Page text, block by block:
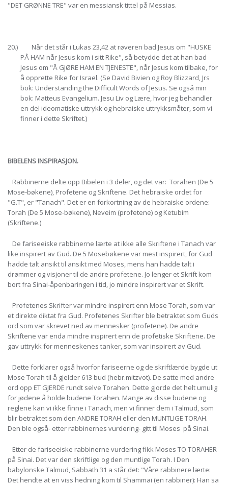
"DET GRØNNE TRE" var en messiansk tittel på Messias.
20.) Når det står i Lukas 23,42 at røveren bad Jesus om "HUSKE
PÅ HAM når Jesus kom i sitt Rike", så betydde det at han bad
Jesus om "Å GJØRE HAM EN TJENESTE", når Jesus kom tilbake, for
å opprette Rike for Israel. (Se David Bivien og Roy Blizzard, Jrs
bok: Understanding the Difficult Words of Jesus. Se også min
bok: Matteus Evangelium. Jesu Liv og Lære, hvor jeg behandler
en del ideomatiske uttrykk og hebraiske uttrykksmåter, som vi
finner i dette Skriftet.)
BIBELENS INSPIRASJON.
Rabbinerne delte opp Bibelen i 3 deler, og det var: Torahen (De 5
Mose-bøkene), Profetene og Skriftene. Det hebraiske ordet for
"G.T", er "Tanach". Det er en forkortning av de hebraiske ordene:
Torah (De 5 Mose-bøkene), Neveim (profetene) og Ketubim
(Skriftene.)
De fariseeiske rabbinerne lærte at ikke alle Skriftene i Tanach var
like inspirert av Gud. De 5 Mosebøkene var mest inspirert, for Gud
hadde talt ansikt til ansikt med Moses, mens han hadde talt i
drømmer og visjoner til de andre profetene. Jo lenger et Skrift kom
bort fra Sinai-åpenbaringen i tid, jo mindre inspirert var et Skrift.
Profetenes Skrifter var mindre inspirert enn Mose Torah, som var
et direkte diktat fra Gud. Profetenes Skrifter ble betraktet som Guds
ord som var skrevet ned av mennesker (profetene). De andre
Skriftene var enda mindre inspirert enn de profetiske Skriftene. De
gav uttrykk for menneskenes tanker, som var inspirert av Gud.
Dette forklarer også hvorfor fariseerne og de skriftlærde bygde ut
Mose Torah til å gjelder 613 bud (hebr.mitzvot). De satte med andre
ord opp ET GJERDE rundt selve Torahen. Dette gjorde det helt umulig
for jødene å holde budene Torahen. Mange av disse budene og
reglene kan vi ikke finne i Tanach, men vi finner dem i Talmud, som
blir betraktet som den ANDRE TORAH eller den MUNTLIGE TORAH.
Den ble også- etter rabbinernes vurdering- gitt til Moses på Sinai.
Etter de fariseeiske rabbinerne vurdering fikk Moses TO TORAHER
på Sinai. Det var den skriftlige og den muntlige Torah. I Den
babylonske Talmud, Sabbath 31 a står det: "Våre rabbinere lærte:
Det hendte at en viss hedning kom til Shammai (en rabbiner): Han sa